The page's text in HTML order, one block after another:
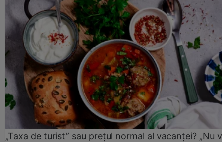
„Taxa de turist” sau prețul normal al vacanței? „Nu